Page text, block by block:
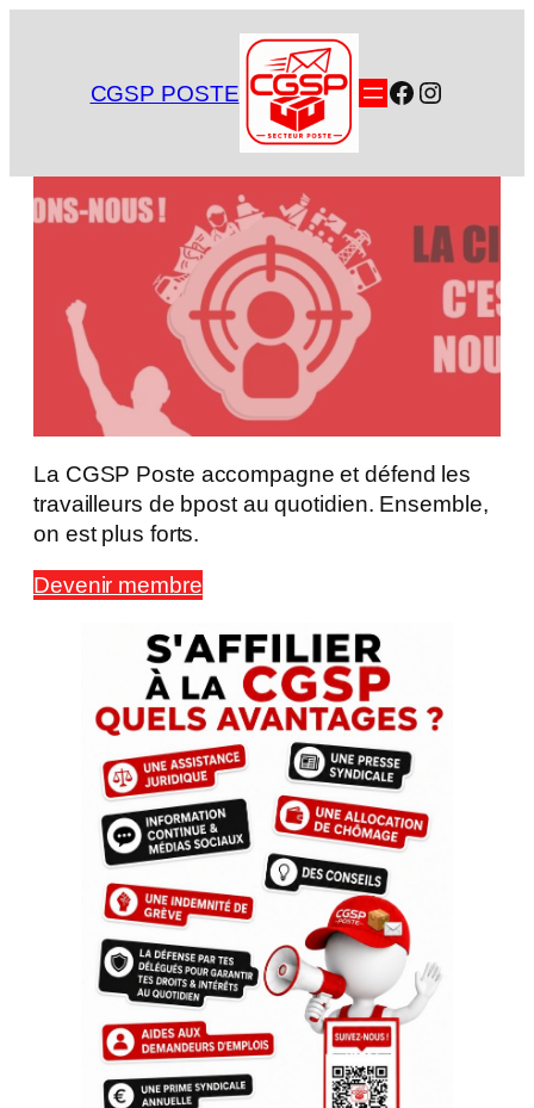
CGSP POSTE Facebook
La CGSP Poste accompagne et défend les
travailleurs de bpost au quotidien. Ensemble,
on est plus forts.
Devenir membre